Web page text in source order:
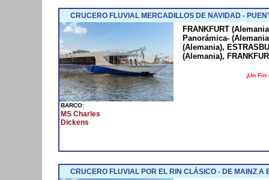
CRUCERO FLUVIAL MERCADILLOS DE NAVIDAD -
BARCO:
MS Charles
Dickens
FRANKFURT
Panorámica-
(Alemania),
(Alemania),
¡Un
CRUCERO FLUVIAL POR EL RIN CLÁSICO - DE MAINZ A